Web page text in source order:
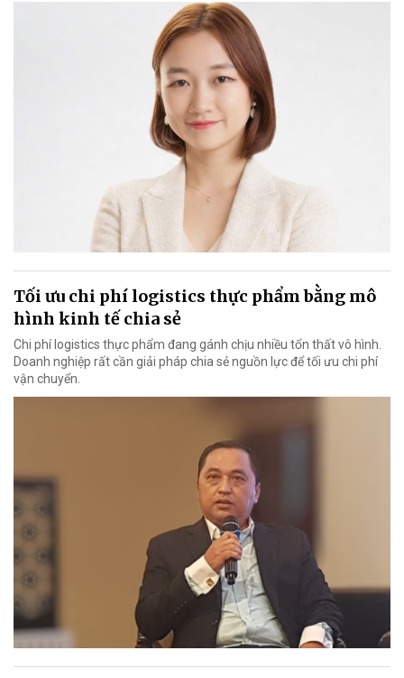
Tối ưu chi phí logistics thực phẩm bằng mô
hình kinh tế chia sẻ
Chi phí logistics thực phẩm đang gánh chịu nhiều tổn thất vô hình.
Doanh nghiệp rất cần giải pháp chia sẻ nguồn lực để tối ưu chi phí
vận chuyển.